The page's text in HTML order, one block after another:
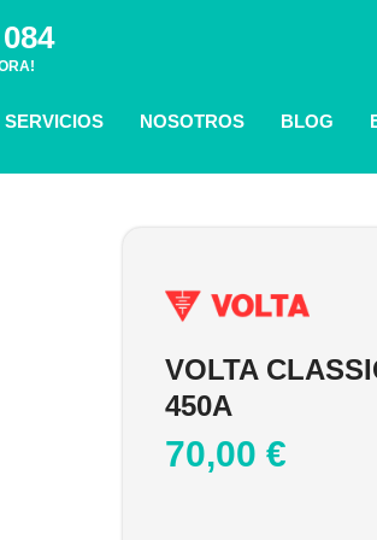
SERVICIOS NOSOTROS BLOG
VOLTA
450A
70,00 €